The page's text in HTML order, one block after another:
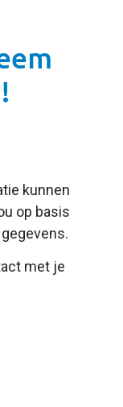
kunnen
op basis
met je